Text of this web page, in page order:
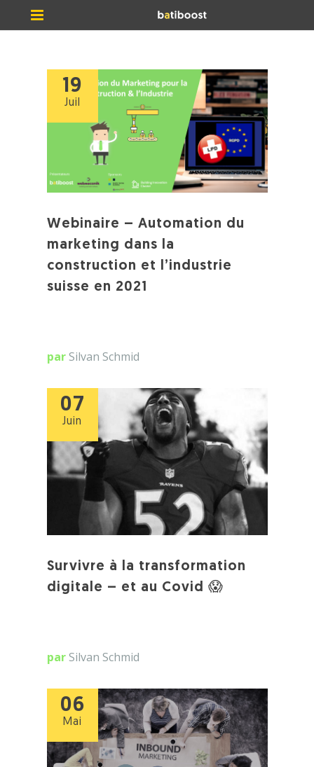
19
Juil
Webinaire – Automation du
marketing dans la
construction et l’industrie
suisse en 2021
par Silvan Schmid
07
Juin
Survivre à la transformation
digitale – et au Covid 😱
par Silvan Schmid
06
Mai